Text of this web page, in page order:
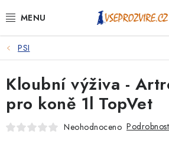
na
PSI
KOČKY
KONĚ
PSI
Kloubní výživa -
pro koně 1l TopVet
Neohodnoceno